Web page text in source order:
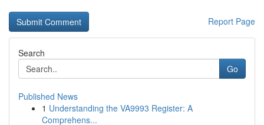
Report Page
Search
Go
Published News
1 Understanding the VA9993 Register: A
Comprehens...